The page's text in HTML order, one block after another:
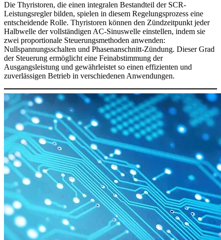
Die Thyristoren, die einen integralen Bestandteil der SCR-
Leistungsregler bilden, spielen in diesem Regelungsprozess eine
entscheidende Rolle. Thyristoren können den Zündzeitpunkt jeder
Halbwelle der vollständigen AC-Sinuswelle einstellen, indem sie
zwei proportionale Steuerungsmethoden anwenden:
Nullspannungsschalten und Phasenanschnitt-Zündung. Dieser Grad
der Steuerung ermöglicht eine Feinabstimmung der
Ausgangsleistung und gewährleistet so einen effizienten und
zuverlässigen Betrieb in verschiedenen Anwendungen.